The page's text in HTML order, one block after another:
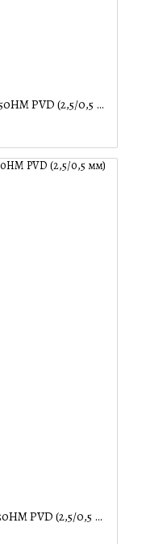
Кухонная мойка Kroner KRP Derby - 6050HM PVD (2,5/0,5 мм)
Кухонная мойка Kroner KRP Derby - 5050HM PVD (2,5/0,5 мм)